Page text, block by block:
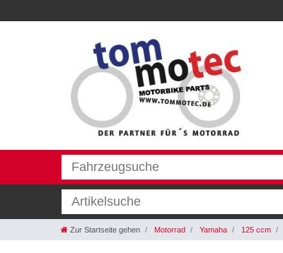
Zur Startseite gehen Motorrad Yamaha 125 ccm